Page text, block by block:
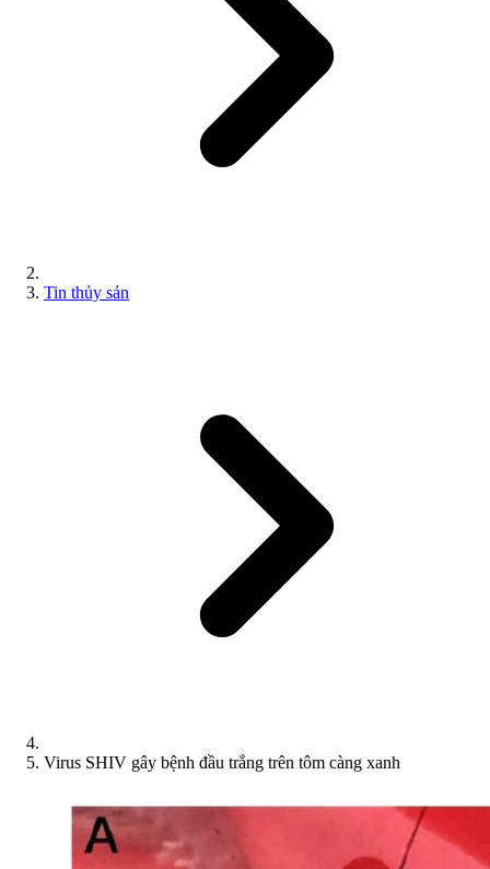
Tin thủy sản
Virus SHIV gây bệnh đầu trắng trên tôm càng xanh